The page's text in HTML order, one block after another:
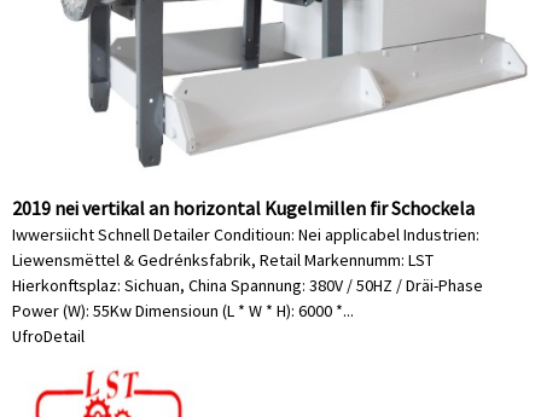
2019 nei vertikal an horizontal Kugelmillen fir Schockela
Iwwersiicht Schnell Detailer Conditioun: Nei applicabel Industrien:
Liewensmëttel & Gedrénksfabrik, Retail Markennumm: LST
Hierkonftsplaz: Sichuan, China Spannung: 380V / 50HZ / Dräi-Phase
Power (W): 55Kw Dimensioun (L * W * H): 6000 *...
UfroDetail